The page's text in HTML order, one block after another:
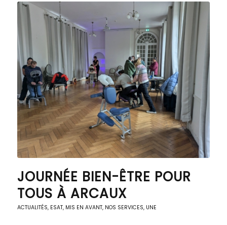
JOURNÉE BIEN-ÊTRE POUR
TOUS À ARCAUX
ACTUALITÉS, ESAT, MIS EN AVANT, NOS SERVICES, UNE